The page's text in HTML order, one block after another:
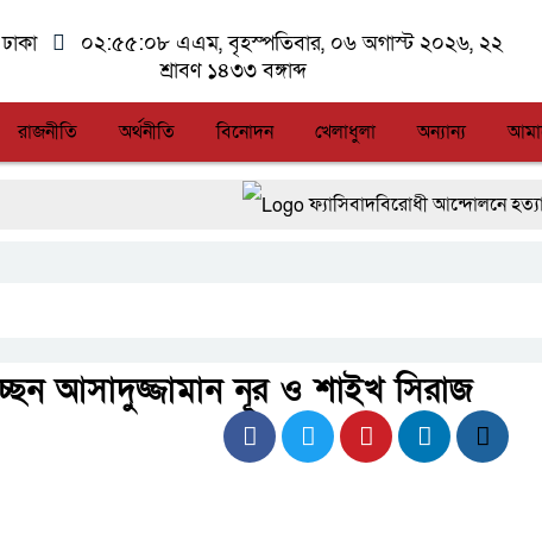
ঢাকা ০২:৫৫:০৮ এএম, বৃহস্পতিবার, ০৬ অগাস্ট ২০২৬, ২২
শ্রাবণ ১৪৩৩ বঙ্গাব্দ
রাজনীতি অর্থনীতি বিনোদন খেলাধুলা অন্যান্য
ফ্যাসিবাদবিরোধী আন্দোলনে
নিরাপদ পানি ব্যবস্থাপনা নিশ্চিতে
দু্ই সপ্তাহ পেরিয়ে গেলেও সন্ধান
জিসান গ্রুপের অন্যতম ০৩ জন সক্রিয়
আসাদুজ্জামান নূর ও শাইখ সিরাজ